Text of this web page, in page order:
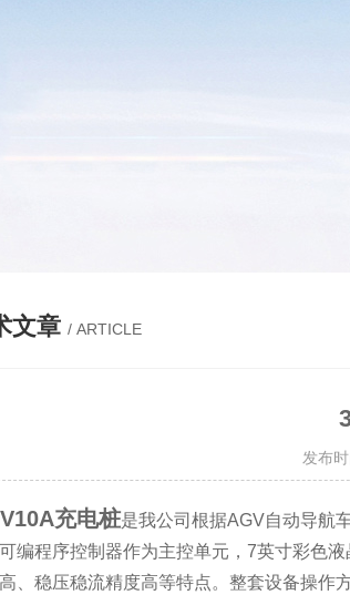
文章 / ARTICLE
发布
充电桩是我公司根据AGV自动导航
编程序控制器作为主控单元，7英寸彩色
、稳压稳流精度高等特点。整套设备操作